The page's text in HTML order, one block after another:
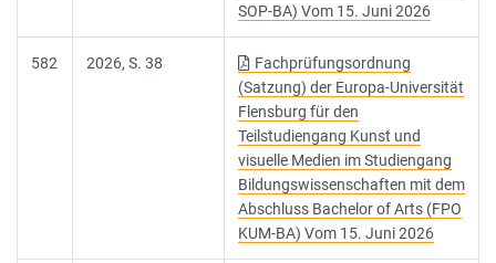
SOP-BA) Vom 15. Juni 2026
582 2026, S. 38
Fachprüfungsordnung
(Satzung) der Europa-Universität
Flensburg für den
Teilstudiengang Kunst und
visuelle Medien im Studiengang
Bildungswissenschaften mit dem
Abschluss Bachelor of Arts (FPO
KUM-BA) Vom 15. Juni 2026